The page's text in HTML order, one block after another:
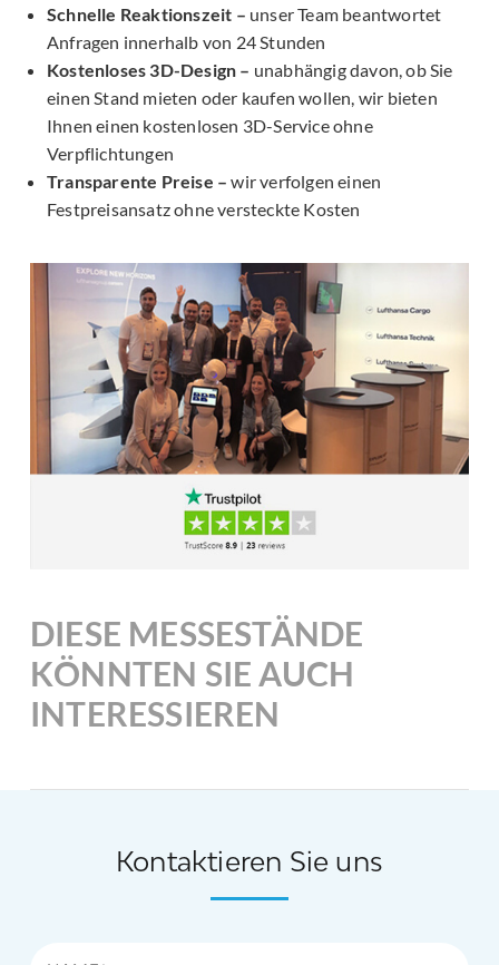
Schnelle Reaktionszeit – unser Team beantwortet
Anfragen innerhalb von 24 Stunden
Kostenloses 3D-Design – unabhängig davon, ob Sie
einen Stand mieten oder kaufen wollen, wir bieten
Ihnen einen kostenlosen 3D-Service ohne
Verpflichtungen
Transparente Preise – wir verfolgen einen
Festpreisansatz ohne versteckte Kosten
DIESE MESSESTÄNDE
KÖNNTEN SIE AUCH
INTERESSIEREN
Kontaktieren Sie uns